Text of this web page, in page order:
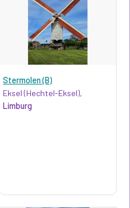
Stermolen (B)
Eksel (Hechtel-Eksel),
Limburg